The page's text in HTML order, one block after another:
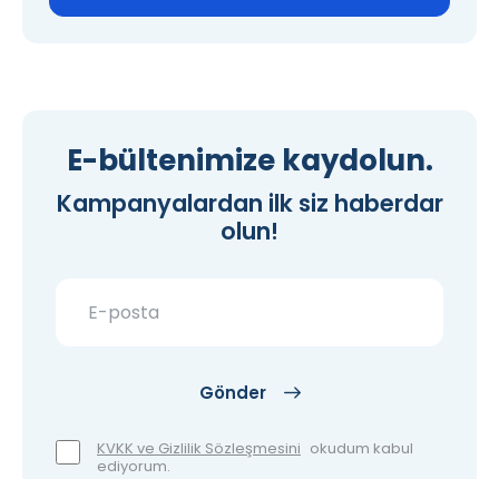
E-bültenimize kaydolun.
Kampanyalardan ilk siz haberdar
olun!
Gönder
KVKK ve Gizlilik Sözleşmesini okudum kabul
ediyorum.